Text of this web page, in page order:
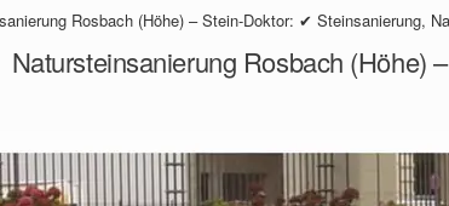
Rosbach (Höhe) – Stein-Doktor: ✔ Steinsanierung,
Natursteinsanierung Rosbach (Höhe)